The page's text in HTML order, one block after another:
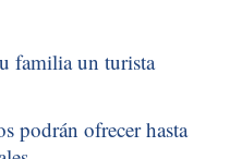
familia un turista
podrán ofrecer hasta